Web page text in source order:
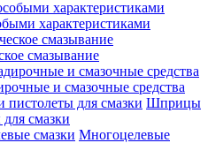
характеристиками
смазывание
и смазочные средства
Шприцы
смазки
Многоцелевые